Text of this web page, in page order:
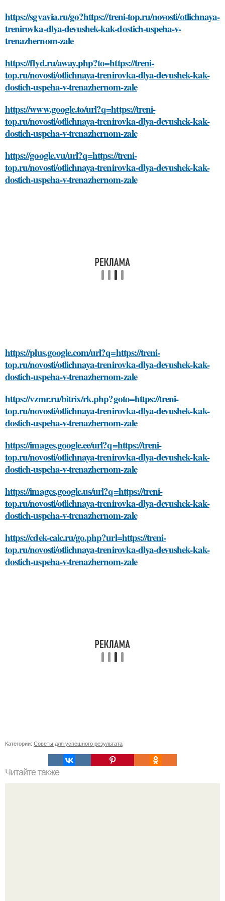
https://sgvavia.ru/go?https://treni-top.ru/novosti/otlichnaya-
trenirovka-dlya-devushek-kak-dostich-uspeha-v-
trenazhernom-zale
https://flyd.ru/away.php?to=https://treni-
top.ru/novosti/otlichnaya-trenirovka-dlya-devushek-kak-
dostich-uspeha-v-trenazhernom-zale
https://www.google.to/url?q=https://treni-
top.ru/novosti/otlichnaya-trenirovka-dlya-devushek-kak-
dostich-uspeha-v-trenazhernom-zale
https://google.vu/url?q=https://treni-
top.ru/novosti/otlichnaya-trenirovka-dlya-devushek-kak-
dostich-uspeha-v-trenazhernom-zale
https://plus.google.com/url?q=https://treni-
top.ru/novosti/otlichnaya-trenirovka-dlya-devushek-kak-
dostich-uspeha-v-trenazhernom-zale
https://vzmr.ru/bitrix/rk.php?goto=https://treni-
top.ru/novosti/otlichnaya-trenirovka-dlya-devushek-kak-
dostich-uspeha-v-trenazhernom-zale
https://images.google.ee/url?q=https://treni-
top.ru/novosti/otlichnaya-trenirovka-dlya-devushek-kak-
dostich-uspeha-v-trenazhernom-zale
https://images.google.us/url?q=https://treni-
top.ru/novosti/otlichnaya-trenirovka-dlya-devushek-kak-
dostich-uspeha-v-trenazhernom-zale
https://cdek-calc.ru/go.php?url=https://treni-
top.ru/novosti/otlichnaya-trenirovka-dlya-devushek-kak-
dostich-uspeha-v-trenazhernom-zale
Категории: Советы для успешного результата
Читайте также